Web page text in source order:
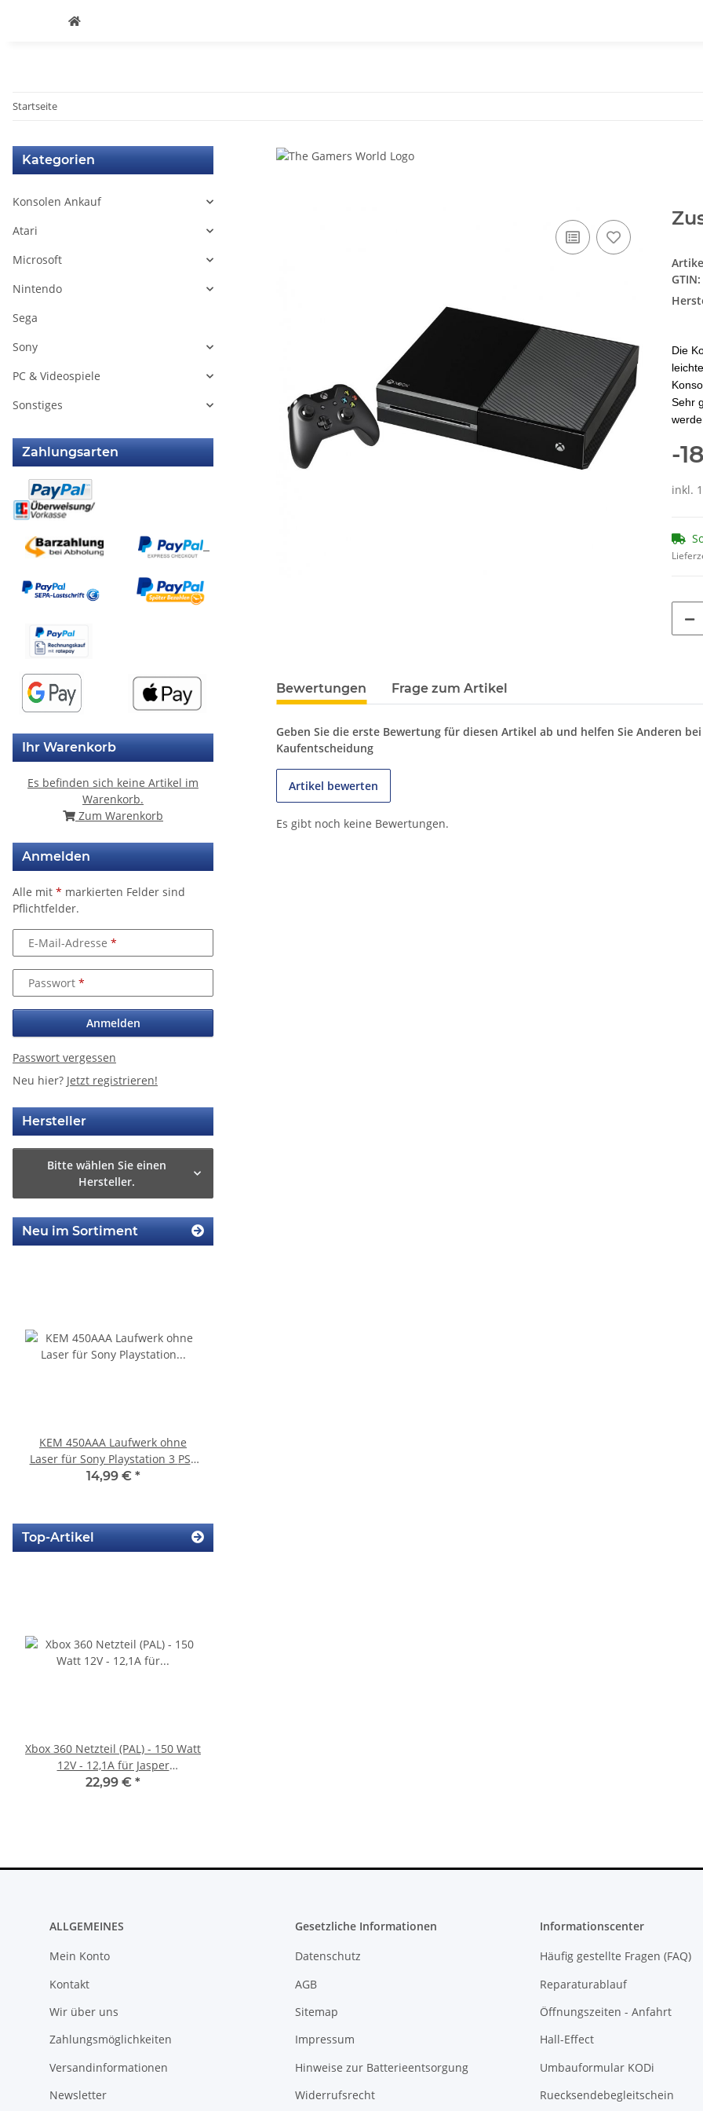
Startseite
GTIN:
Die
Sehr
-
inkl.
weitere Registerkarten anzeigen
Bewertungen Frage zum Artikel
Geben Sie die erste Bewertung für diesen Artikel ab und helfen Sie Anderen
Kaufentscheidung
Artikel bewerten
Es gibt noch keine Bewertungen.
Kategorien
Konsolen Ankauf
Atari
Microsoft
Nintendo
Sega
Sony
PC & Videospiele
Sonstiges
Zahlungsarten
Ihr Warenkorb
Es befinden sich keine Artikel im
Warenkorb.
Zum Warenkorb
Anmelden
Alle mit * markierten Felder sind
Pflichtfelder.
E-Mail-Adresse
Passwort
Anmelden
Passwort vergessen
Neu hier? Jetzt registrieren!
Hersteller
Bitte wählen Sie einen
Hersteller.
Neu im Sortiment
KEM 450AAA Laufwerk ohne
Laser für Sony Playstation 3 PS3
Slim gebraucht
14,99 € *
Top-Artikel
Xbox 360 Netzteil (PAL) - 150 Watt
12V - 12,1A für Jasper
Mainboards gebraucht
22,99 € *
ALLGEMEINES
Mein Konto
Kontakt
Wir über uns
Zahlungsmöglichkeiten
Versandinformationen
Newsletter
Gesetzliche Informationen
Datenschutz
AGB
Sitemap
Impressum
Hinweise zur Batterieentsorgung
Widerrufsrecht
Informationscenter
Häufig gestellte Fragen (FAQ)
Reparaturablauf
Öffnungszeiten - Anfahrt
Hall-Effect
Umbauformular KODi
Ruecksendebegleitschein